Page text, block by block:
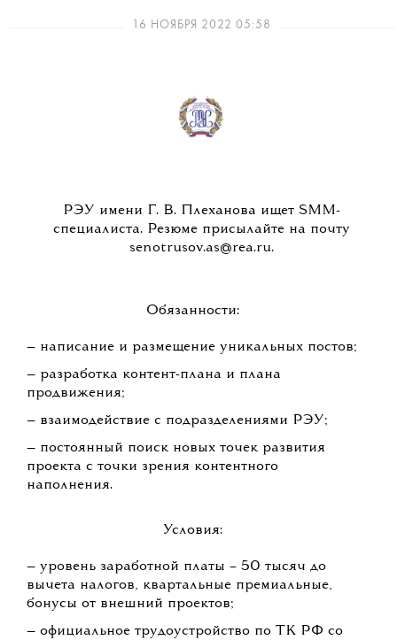
16 НОЯБРЯ 2022 05:58
РЭУ имени Г. В. Плеханова ищет SMM-
специалиста. Резюме присылайте на почту
senotrusov.as@rea.ru.
Обязанности:
— написание и размещение уникальных постов;
— разработка контент-плана и плана
продвижения;
— взаимодействие с подразделениями РЭУ;
— постоянный поиск новых точек развития
проекта с точки зрения контентного
наполнения.
Условия:
— уровень заработной платы – 50 тысяч до
вычета налогов, квартальные премиальные,
бонусы от внешний проектов;
— официальное трудоустройство по ТК РФ со